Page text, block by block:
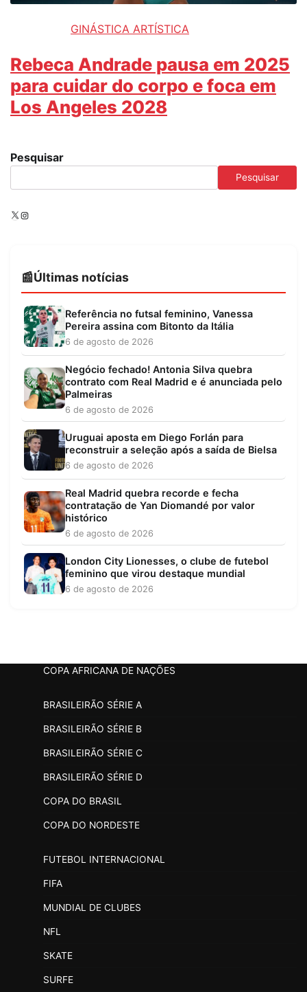
GINÁSTICA ARTÍSTICA
Rebeca Andrade pausa em 2025
para cuidar do corpo e foca em
Los Angeles 2028
Pesquisar
Pesquisar
X Instagram
Últimas notícias
Referência no futsal feminino, Vanessa
Pereira assina com Bitonto da Itália
6 de agosto de 2026
Negócio fechado! Antonia Silva quebra
contrato com Real Madrid e é anunciada pelo
Palmeiras
6 de agosto de 2026
Uruguai aposta em Diego Forlán para
reconstruir a seleção após a saída de Bielsa
6 de agosto de 2026
Real Madrid quebra recorde e fecha
contratação de Yan Diomandé por valor
histórico
6 de agosto de 2026
London City Lionesses, o clube de futebol
feminino que virou destaque mundial
6 de agosto de 2026
COPA AFRICANA DE NAÇÕES
BRASILEIRÃO SÉRIE A
BRASILEIRÃO SÉRIE B
BRASILEIRÃO SÉRIE C
BRASILEIRÃO SÉRIE D
COPA DO BRASIL
COPA DO NORDESTE
FUTEBOL INTERNACIONAL
FIFA
MUNDIAL DE CLUBES
NFL
SKATE
SURFE